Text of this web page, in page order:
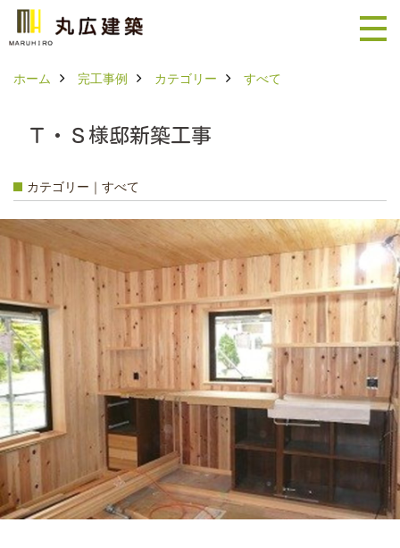
ホーム 完工事例 カテゴリー すべて
Ｔ・Ｓ様邸新築工事
カテゴリー｜すべて